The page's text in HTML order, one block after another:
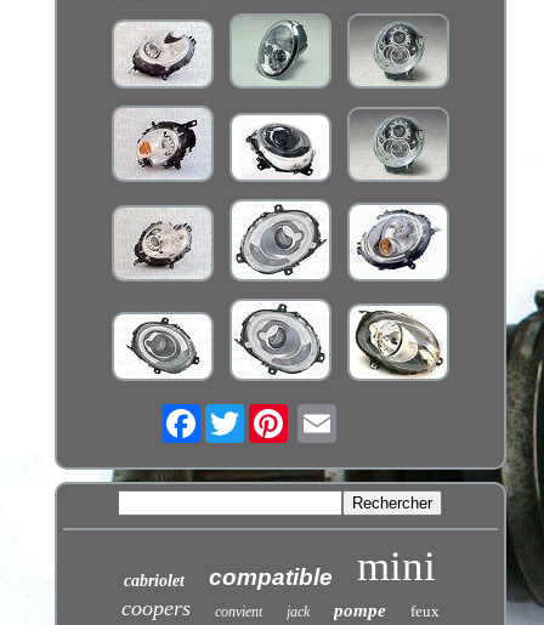
FacebookTwitter
cabriolet compatible mini
coopers convient jack pompe feux